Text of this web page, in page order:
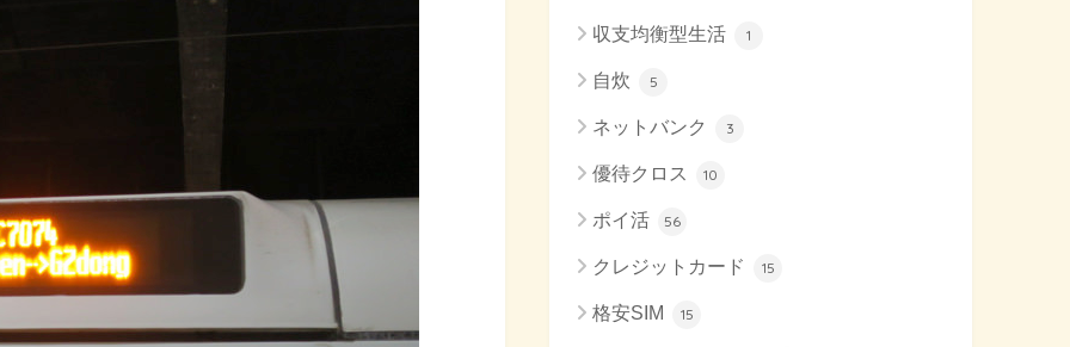
収支均衡型生活 1
自炊 5
ネットバンク 3
優待クロス 10
ポイ活 56
クレジットカード 15
格安SIM 15